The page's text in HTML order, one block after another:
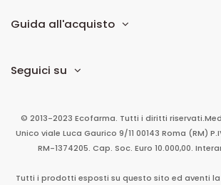
Guida all'acquisto
Seguici su
© 2013-2023 Ecofarma. Tutti i diritti riservati.
Unico viale Luca Gaurico 9/11 00143 Roma (RM)
RM-1374205. Cap. Soc. Euro 10.000,00.
Tutti i prodotti esposti su questo sito ed aventi